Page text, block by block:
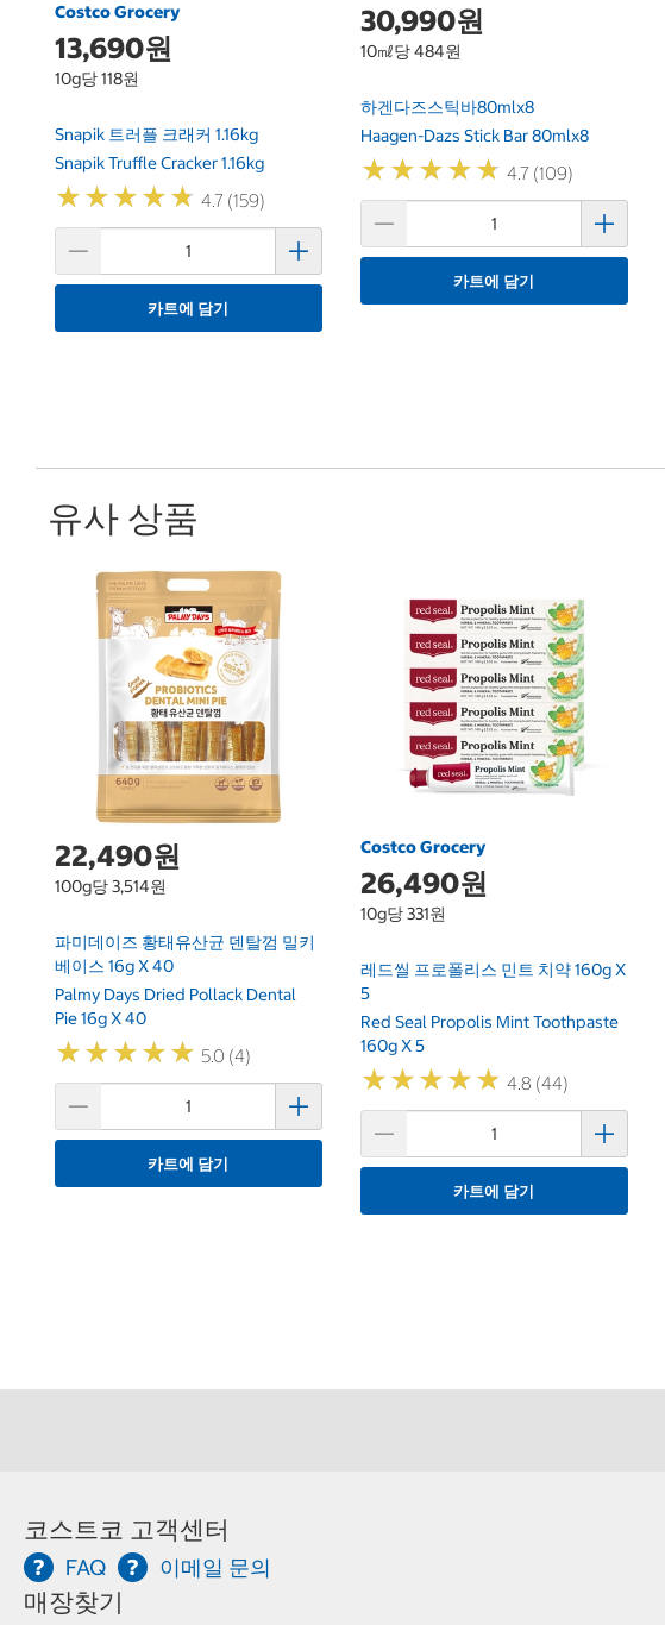
Costco Grocery
13,690원
10g당 118원
Snapik 트러플 크래커 1.16kg
Snapik Truffle Cracker 1.16kg
★★★★★
★★★★★ 4.7 (159)
카트에 담기
30,990원
10㎖당 484원
하겐다즈스틱바80mlx8
Haagen-Dazs Stick Bar 80mlx8
★★★★★
★★★★★ 4.7 (109)
카트에 담기
유사 상품
22,490원
100g당 3,514원
파미데이즈 황태유산균 덴탈껌 밀키
베이스 16g X 40
Palmy Days Dried Pollack Dental
Pie 16g X 40
★★★★★
★★★★★ 5.0 (4)
카트에 담기
Costco Grocery
26,490원
10g당 331원
레드씰 프로폴리스 민트 치약 160g X
5
Red Seal Propolis Mint Toothpaste
160g X 5
★★★★★
★★★★★ 4.8 (44)
카트에 담기
코스트코 고객센터
FAQ 이메일 문의
매장찾기